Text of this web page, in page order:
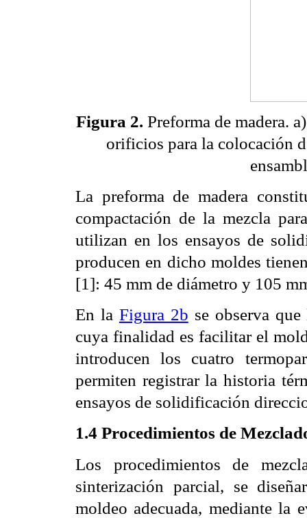
Figura 2. Preforma de madera.
orificios para la colocación
La preforma de madera
compactación de la mezcla
utilizan en los ensayos de
producen en dicho moldes
[1]: 45 mm de diámetro y 105
En la Figura 2b se observa
cuya finalidad es facilitar el
introducen los cuatro
permiten registrar la historia
ensayos de solidificación
1.4 Procedimientos de
Los procedimientos de
sinterización parcial, se
moldeo adecuada, mediante la